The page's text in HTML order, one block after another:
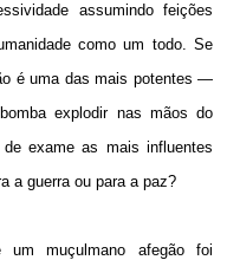
assumindo feições
como um todo. Se
é uma das mais potentes —
explodir nas mãos do
exame as mais influentes
a guerra ou para a paz?
muçulmano afegão foi